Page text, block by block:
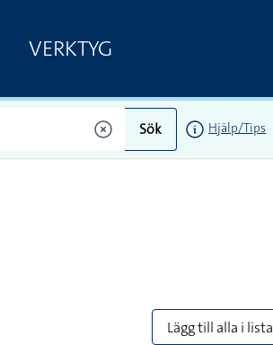
VERKTYG
Sök Hjälp/Tips
Lägg till alla i lista